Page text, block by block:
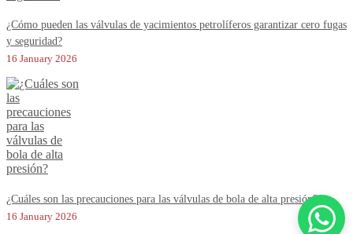
¿Cómo pueden las válvulas de yacimientos petrolíferos garantizar cero fugas
y seguridad?
16 January 2026
¿Cuáles son las precauciones para las válvulas de bola de alta presión?
16 January 2026